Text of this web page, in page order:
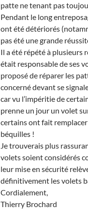
patte ne tenant pas
Pendant le long
ont été détériorés
pas été une grande
Il a été répété à plusieurs
était responsable de ses
proposé de réparer les
concerné devant se
car vu l’impéritie de
prenne un jour un volet
certains ont fait
béquilles !
Je trouverais plus
volets soient considérés
leur mise en sécurité
définitivement les volets
Cordialement,
Thierry Brochard